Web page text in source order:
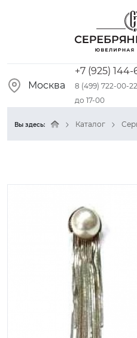
Москва
+7 (925)
8 (499) 722-00-
до 17-00
Вы здесь: Каталог